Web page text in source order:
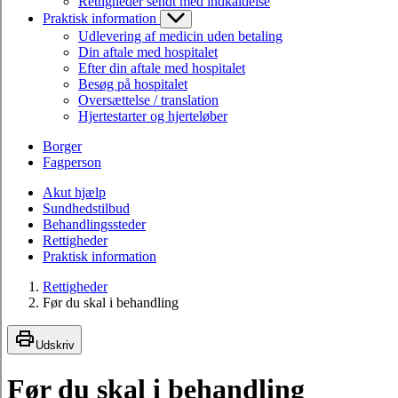
Praktisk information
Udlevering af medicin uden betaling
Din aftale med hospitalet
Efter din aftale med hospitalet
Besøg på hospitalet
Oversættelse / translation
Hjertestarter og hjerteløber
Borger
Fagperson
Akut hjælp
Sundhedstilbud
Behandlingssteder
Rettigheder
Praktisk information
Rettigheder
Før du skal i behandling
Udskriv
Før du skal i behandling